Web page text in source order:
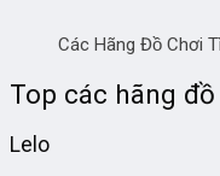
Các Hãng Đồ Chơi
Top các hãng
Lelo